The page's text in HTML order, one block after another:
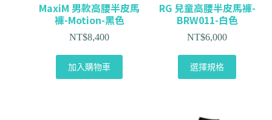
MaxiM 男款高腰半皮馬
褲-Motion-黑色
NT$8,400
加入購物車
RG 兒童高腰半皮馬褲-
BRW011-白色
NT$6,000
選擇規格